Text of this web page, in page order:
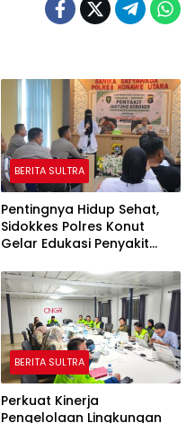
BERITA SULTRA
Pentingnya Hidup Sehat,
Sidokkes Polres Konut
Gelar Edukasi Penyakit
Personil
BERITA SULTRA
Perkuat Kinerja
Pengelolaan Lingkungan